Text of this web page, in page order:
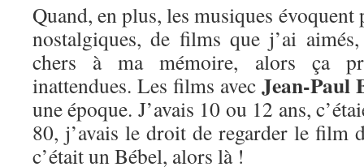
Quand, en plus, les musiques
nostalgiques, de films que j’ai
chers à ma mémoire, alors ça
inattendues. Les films avec Jean-Paul
une époque. J’avais 10 ou 12 ans,
80, j’avais le droit de regarder le film
c’était un Bébel, alors là !